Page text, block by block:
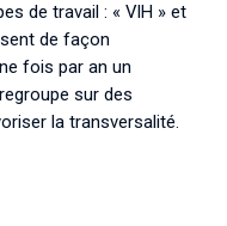
de travail : « VIH » et
de façon
fois par an un
sur des
la transversalité.